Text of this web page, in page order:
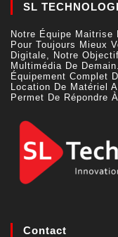
SL
Notre Équipe Maitrise
Pour Toujours Mieux
Digitale, Notre
Multimédia De
Équipement Complet
Location De Matériel
Permet De Répondre
Contact